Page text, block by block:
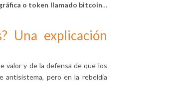
o token llamado bitcoin…
Una explicación
valor y de la defensa de que los
antisistema, pero en la rebeldía